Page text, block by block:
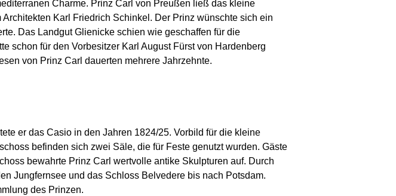
Charme. Prinz Carl von Preußen ließ das kleine
Karl Friedrich Schinkel. Der Prinz wünschte sich ein
Das Landgut Glienicke schien wie geschaffen für die
schon für den Vorbesitzer Karl August Fürst von Hardenberg
von Prinz Carl dauerten mehrere Jahrzehnte.
er das Casio in den Jahren 1824/25. Vorbild für die kleine
befinden sich zwei Säle, die für Feste genutzt wurden. Gäste
bewahrte Prinz Carl wertvolle antike Skulpturen auf. Durch
Jungfernsee und das Schloss Belvedere bis nach Potsdam.
des Prinzen.